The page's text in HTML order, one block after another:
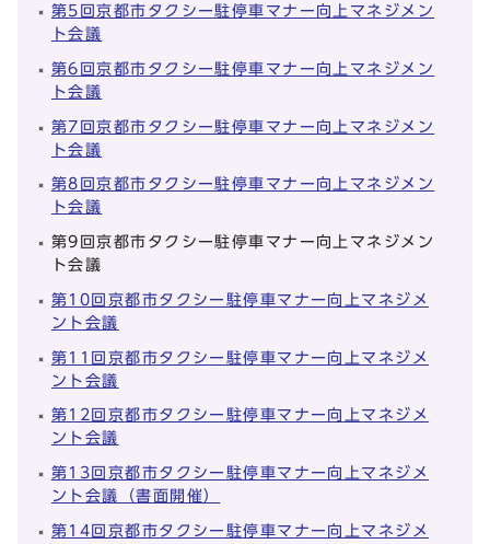
第5回京都市タクシー駐停車マナー向上マネジメン
ト会議
第6回京都市タクシー駐停車マナー向上マネジメン
ト会議
第7回京都市タクシー駐停車マナー向上マネジメン
ト会議
第8回京都市タクシー駐停車マナー向上マネジメン
ト会議
第9回京都市タクシー駐停車マナー向上マネジメン
ト会議
第10回京都市タクシー駐停車マナー向上マネジメ
ント会議
第11回京都市タクシー駐停車マナー向上マネジメ
ント会議
第12回京都市タクシー駐停車マナー向上マネジメ
ント会議
第13回京都市タクシー駐停車マナー向上マネジメ
ント会議（書面開催）
第14回京都市タクシー駐停車マナー向上マネジメ